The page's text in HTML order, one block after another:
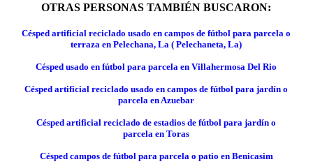
OTRAS PERSONAS TAMBIÉN BUSCARON:
Césped artificial reciclado usado en campos de fútbol para parcela o
terraza en Pelechana, La ( Pelechaneta, La)
Césped usado en fútbol para parcela en Villahermosa Del Rio
Césped artificial reciclado usado en campos de fútbol para jardín o
parcela en Azuebar
Césped artificial reciclado de estadios de fútbol para jardín o
parcela en Toras
Césped campos de fútbol para parcela o patio en Benicasim